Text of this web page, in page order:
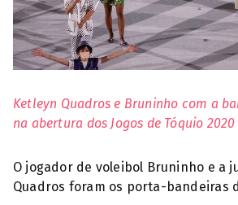
Ketleyn Quadros e Bruninho com a
na abertura dos Jogos de Tóquio 2020
O jogador de voleibol Bruninho e a
Quadros foram os porta-bandeiras